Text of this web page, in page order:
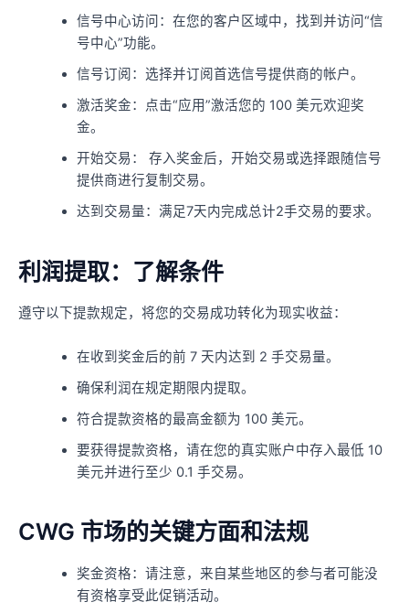
信号中心访问：在您的客户区域中，找到并访问“信
号中心”功能。
信号订阅：选择并订阅首选信号提供商的帐户。
激活奖金：点击“应用”激活您的 100 美元欢迎奖
金。
开始交易： 存入奖金后，开始交易或选择跟随信号
提供商进行复制交易。
达到交易量：满足7天内完成总计2手交易的要求。
利润提取：了解条件
遵守以下提款规定，将您的交易成功转化为现实收益：
在收到奖金后的前 7 天内达到 2 手交易量。
确保利润在规定期限内提取。
符合提款资格的最高金额为 100 美元。
要获得提款资格，请在您的真实账户中存入最低 10
美元并进行至少 0.1 手交易。
CWG 市场的关键方面和法规
奖金资格：请注意，来自某些地区的参与者可能没
有资格享受此促销活动。